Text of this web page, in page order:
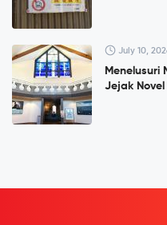
July 10,
Menelusuri
Jejak